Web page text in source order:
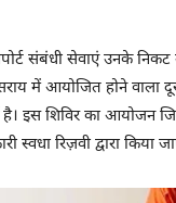
संबंधी सेवाएं उनके
में आयोजित होने वाला
इस शिविर का आयोजन
रिज़वी द्वारा किया